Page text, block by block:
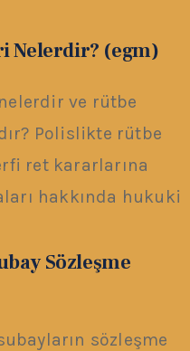
Nelerdir? (egm)
ve rütbe
Polislikte rütbe
ret kararlarına
hakkında hukuki
Sözleşme
sözleşme